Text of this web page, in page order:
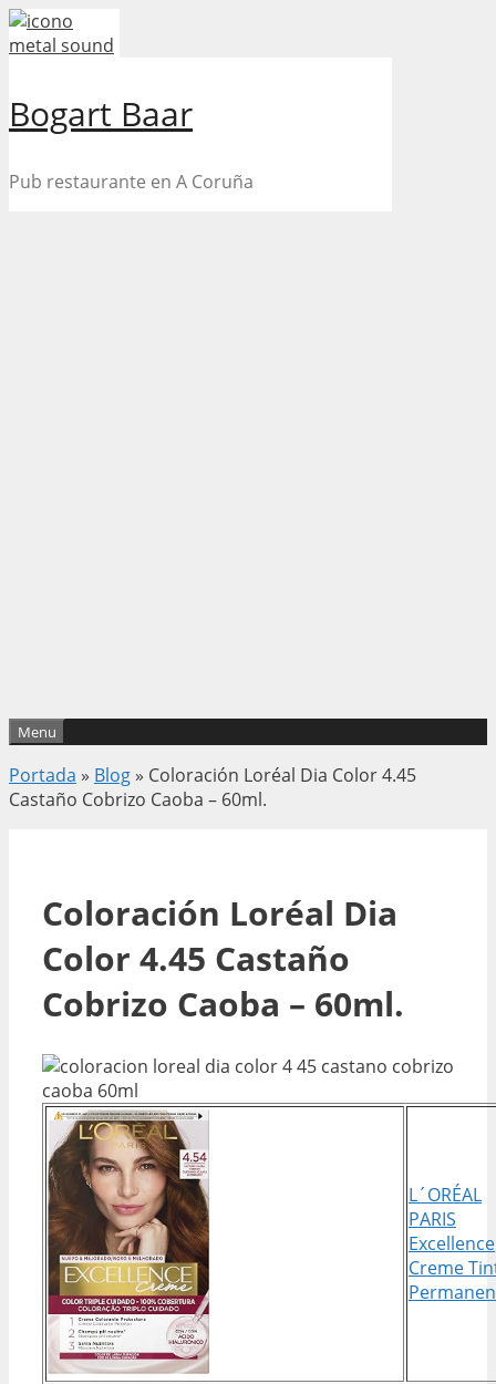
Skip
to
Bogart Baar
Pub restaurante en A Coruña
Menu
Portada » Blog » Coloración Loréal Dia Color 4.45
Castaño Cobrizo Caoba – 60ml.
Coloración Loréal Dia
Color 4.45 Castaño
Cobrizo Caoba – 60ml.
L´ORÉAL
PARIS
Excellence
Creme